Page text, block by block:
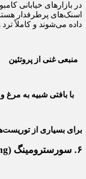
در بازارهای خیابانی
اسنک‌های پرطرفدار
داده می‌شوند و کاملاً
منبعی غنی از پروتئین
با بافتی شبیه به
برای بسیاری از
۶. سورسترومینگ (Surströmming) – سوئد